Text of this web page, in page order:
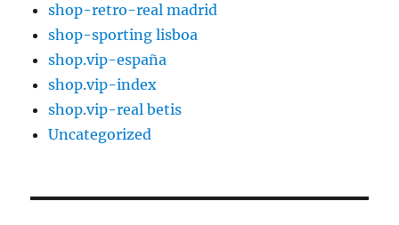
shop-retro-real madrid
shop-sporting lisboa
shop.vip-españa
shop.vip-index
shop.vip-real betis
Uncategorized